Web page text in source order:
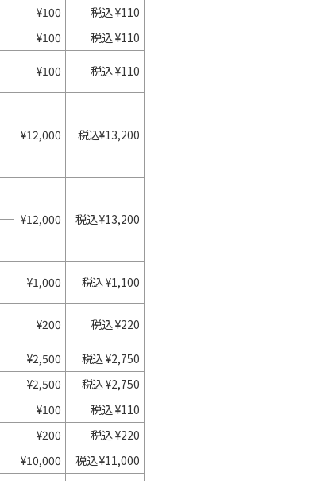
¥100
税込 ¥110
¥100 税込 ¥110
¥100 税込 ¥110
¥12,000
税込¥13,200
¥12,000
税込 ¥13,200
¥1,000 税込 ¥1,100
¥200 税込 ¥220
¥2,500
税込 ¥2,750
¥2,500
税込 ¥2,750
¥100
税込 ¥110
¥200
税込 ¥220
¥10,000
税込 ¥11,000